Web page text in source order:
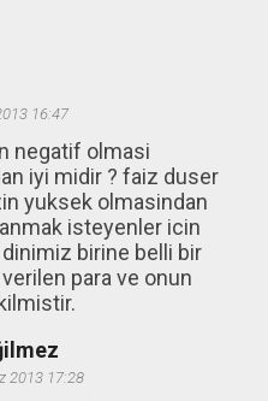
16:47
negatif olmasi
iyi midir ? faiz duser
yuksek olmasindan
isteyenler icin
birine belli bir
para ve onun
2013 17:28